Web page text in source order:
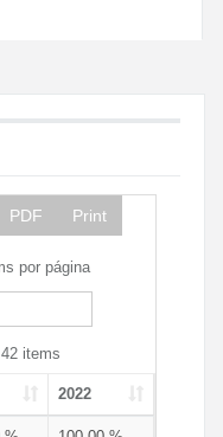
PDF Print
por página
items
2022